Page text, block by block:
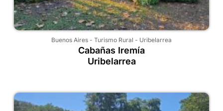
Buenos Aires - Turismo Rural - Uribelarrea
Cabañas Iremía
Uribelarrea